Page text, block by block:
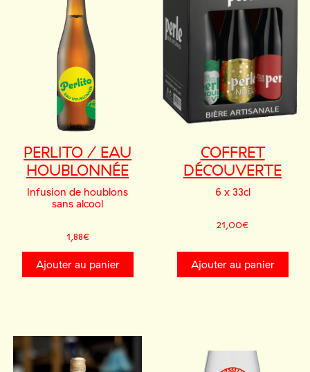
PERLITO / EAU
HOUBLONNÉE
Infusion de houblons
sans alcool
1,88€
Ajouter au panier
COFFRET
DÉCOUVERTE
6 x 33cl
21,00€
Ajouter au panier